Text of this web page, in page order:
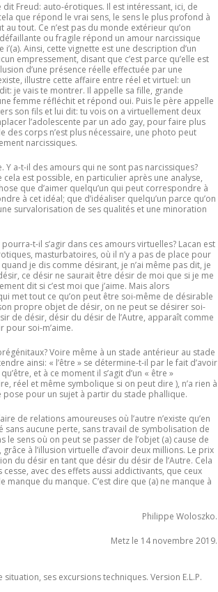
Freud: auto-érotiques. Il est intéressant, ici, de
cela que répond le vrai sens, le sens le plus profond à
tout. Ce n’est pas du monde extérieur qu’on
ou fragile répond un amour narcissique
Ainsi, cette vignette est une description d’un
empressement, disant que c’est parce qu’elle est
d’une présence réelle effectuée par une
illustre cette affaire entre réel et virtuel: un
je vais te montrer. Il appelle sa fille, grande
femme réfléchit et répond oui. Puis le père appelle
son fils et lui dit: tu vois on a virtuellement deux
l’adolescente par un ado gay, pour faire plus
des corps n’est plus nécessaire, une photo peut
narcissiques.
Y a-t-il des amours qui ne sont pas narcissiques?
cela est possible, en particulier après une analyse,
que d’aimer quelqu’un qui peut correspondre à
à cet idéal; que d’idéaliser quelqu’un parce qu’on
survalorisation de ses qualités et une minoration
t-il s’agir dans ces amours virtuelles? Lacan est
masturbatoires, où il n’y a pas de place pour
je dis comme désirant, je n’ai même pas dit, je
ce désir ne saurait être désir de moi que si je me
dit si c’est moi que j’aime. Mais alors
met tout ce qu’on peut être soi-même de désirable
propre objet de désir, on ne peut se désirer soi-
de désir, désir du désir de l’Autre, apparaît comme
pour soi-m’aime.
Voire même à un stade antérieur au stade
ainsi: « l’être » se détermine-t-il par le fait d’avoir
et à ce moment il s’agit d’un « être »
réel et même symbolique si on peut dire ), n’a rien à
pose pour un sujet à partir du stade phallique.
de relations amoureuses où l’autre n’existe qu’en
sans aucune perte, sans travail de symbolisation de
le sens où on peut se passer de l’objet (a) cause de
à l’illusion virtuelle d’avoir deux millions. Le prix
du désir en tant que désir du désir de l’Autre. Cela
avec des effets aussi addictivants, que ceux
du manque. C’est dire que (a) ne manque à
Philippe Woloszko.
Metz le 14 novembre 2019.
ses excursions techniques. Version E.L.P.